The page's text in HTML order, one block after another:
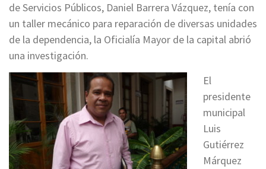
de Servicios Públicos, Daniel Barrera Vázquez, tenía con
un taller mecánico para reparación de diversas unidades
de la dependencia, la Oficialía Mayor de la capital abrió
una investigación.
El
presidente
municipal
Luis
Gutiérrez
Márquez